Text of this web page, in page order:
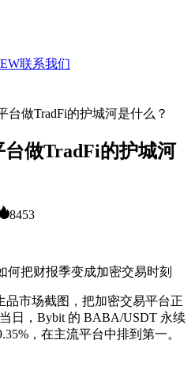
联系我们
台做TradFi的护城河是什么？
做TradFi的护城河
8453
把财报季变成加密交易时刻
品市场截图，把加密交易平台正
日，Bybit 的 BABA/USDT 永续
，在主流平台中排到第一。